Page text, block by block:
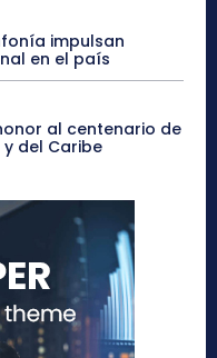
impulsan
en el país
al centenario de
del Caribe